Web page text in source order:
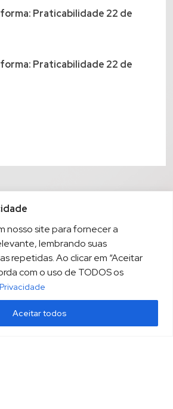
nosso site para fornecer a
lembrando suas
repetidas. Ao clicar em “Aceitar
com o uso de TODOS os
Aceitar todos
Praticabilidade 22 de
Praticabilidade 22 de